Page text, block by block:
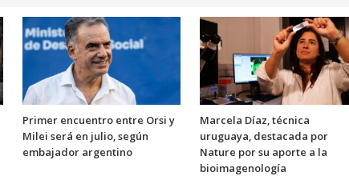
Primer encuentro entre Orsi y
Milei será en julio, según
embajador argentino
Marcela Díaz, técnica
uruguaya, destacada por
Nature por su aporte a la
bioimagenología